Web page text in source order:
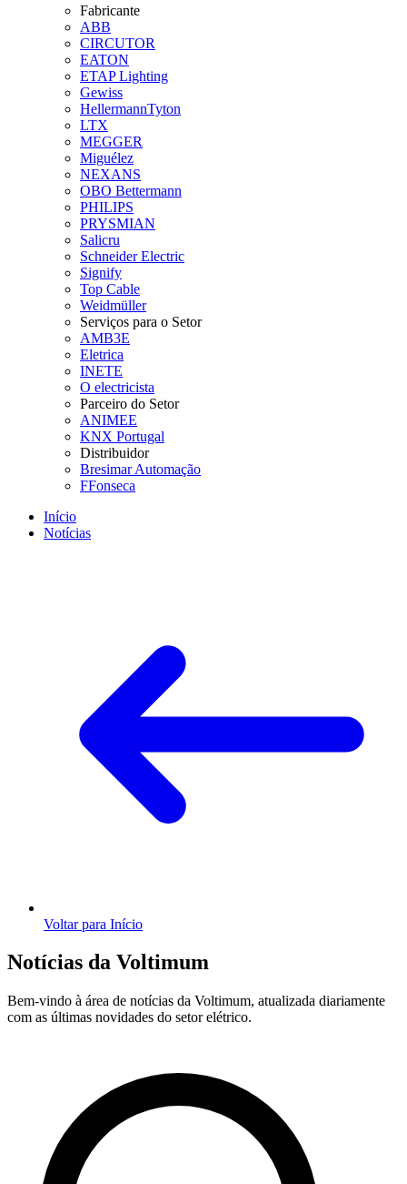
Fabricante
ABB
CIRCUTOR
EATON
ETAP Lighting
Gewiss
HellermannTyton
LTX
MEGGER
Miguélez
NEXANS
OBO Bettermann
PHILIPS
PRYSMIAN
Salicru
Schneider Electric
Signify
Top Cable
Weidmüller
Serviços para o Setor
AMB3E
Eletrica
INETE
O electricista
Parceiro do Setor
ANIMEE
KNX Portugal
Distribuidor
Bresimar Automação
FFonseca
Início
Notícias
Voltar para Início
Notícias da Voltimum
Bem-vindo à área de notícias da Voltimum, atualizada diariamente
com as últimas novidades do setor elétrico.